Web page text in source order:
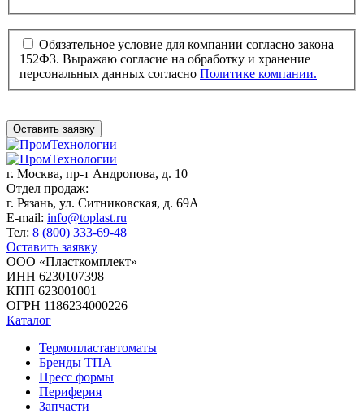
Обязательное условие для компании согласно закона
152ФЗ. Выражаю согласие на обработку и хранение
персональных данных согласно Политике компании.
Оставить заявку
г. Москва, пр-т Андропова, д. 10
Отдел продаж:
г. Рязань, ул. Ситниковская, д. 69А
E-mail: info@toplast.ru
Тел: 8 (800) 333-69-48
Оставить заявку
ООО «Пласткомплект»
ИНН 6230107398
КПП 623001001
ОГРН 1186234000226
Каталог
Термопластавтоматы
Бренды ТПА
Пресс формы
Периферия
Запчасти